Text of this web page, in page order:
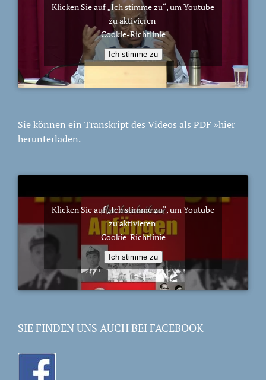
Klicken Sie auf „Ich stimme zu“, um Youtube
zu aktivieren
Cookie-Richtlinie
Ich stimme zu
Sie können ein Transkript des Videos als PDF »hier
herunterladen.
Klicken Sie auf „Ich stimme zu“, um Youtube
zu aktivieren
Cookie-Richtlinie
Ich stimme zu
SIE FINDEN UNS AUCH BEI FACEBOOK